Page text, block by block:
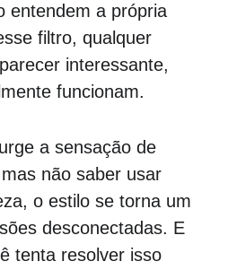
entendem a própria
filtro, qualquer
interessante,
funcionam.
a sensação de
não saber usar
o estilo se torna um
desconectadas. E
tenta resolver isso